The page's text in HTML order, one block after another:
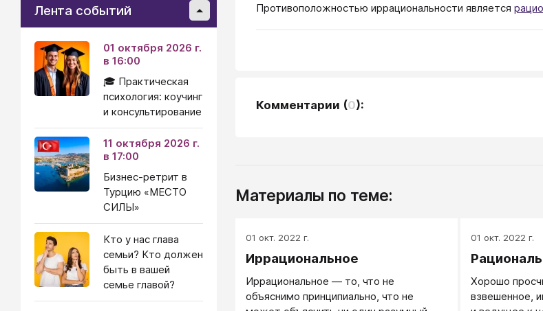
Противоположностью иррациональности является
Комментарии (0):
Материалы по теме:
01 окт. 2022 г.
Иррациональное
Иррациональное — то, что не
объяснимо принципиально, что не
01 окт. 2022 г.
Хорошо
взвешенное,
Лента событий
01 октября 2026 г.
в 16:00
🎓 Практическая
психология: коучинг
и консультирование
11 октября 2026 г.
в 17:00
Бизнес-ретрит в
Турцию «МЕСТО
СИЛЫ»
Кто у нас глава
семьи? Кто должен
быть в вашей
семье главой?